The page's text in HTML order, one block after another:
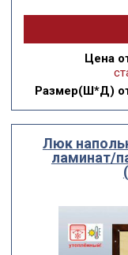
Цена
Размер(Ш*Д)
Люк
ламинат/